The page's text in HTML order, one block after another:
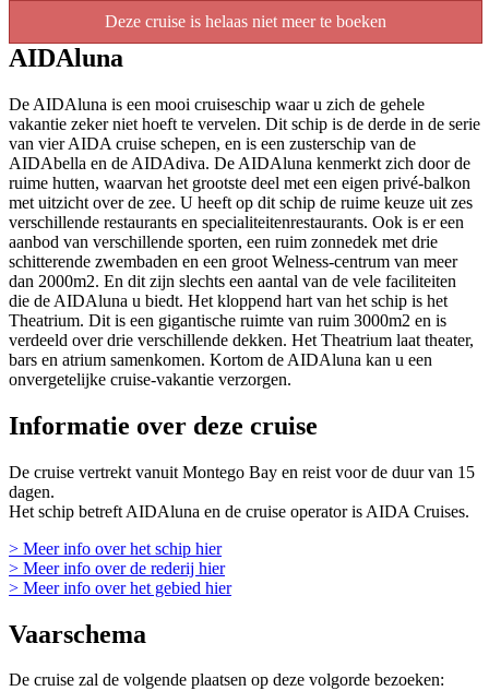
Deze cruise is helaas niet meer te boeken
AIDAluna
De AIDAluna is een mooi cruiseschip waar u zich de gehele
vakantie zeker niet hoeft te vervelen. Dit schip is de derde in de serie
van vier AIDA cruise schepen, en is een zusterschip van de
AIDAbella en de AIDAdiva. De AIDAluna kenmerkt zich door de
ruime hutten, waarvan het grootste deel met een eigen privé-balkon
met uitzicht over de zee. U heeft op dit schip de ruime keuze uit zes
verschillende restaurants en specialiteitenrestaurants. Ook is er een
aanbod van verschillende sporten, een ruim zonnedek met drie
schitterende zwembaden en een groot Welness-centrum van meer
dan 2000m2. En dit zijn slechts een aantal van de vele faciliteiten
die de AIDAluna u biedt. Het kloppend hart van het schip is het
Theatrium. Dit is een gigantische ruimte van ruim 3000m2 en is
verdeeld over drie verschillende dekken. Het Theatrium laat theater,
bars en atrium samenkomen. Kortom de AIDAluna kan u een
onvergetelijke cruise-vakantie verzorgen.
Informatie over deze cruise
De cruise vertrekt vanuit Montego Bay en reist voor de duur van 15
dagen.
Het schip betreft AIDAluna en de cruise operator is AIDA Cruises.
> Meer info over het schip hier
> Meer info over de rederij hier
> Meer info over het gebied hier
Vaarschema
De cruise zal de volgende plaatsen op deze volgorde bezoeken: